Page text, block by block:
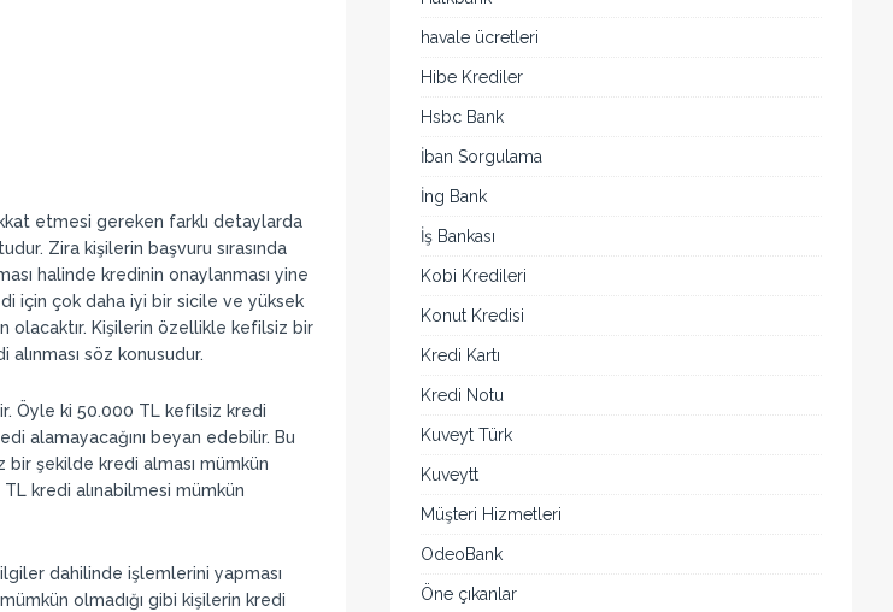
etmesi gereken farklı detaylarda
Zira kişilerin başvuru sırasında
halinde kredinin onaylanması yine
için çok daha iyi bir sicile ve yüksek
olacaktır. Kişilerin özellikle kefilsiz bir
söz konusudur.
Öyle ki 50.000 TL kefilsiz kredi
alamayacağını beyan edebilir. Bu
bir şekilde kredi alması mümkün
kredi alınabilmesi mümkün
dahilinde işlemlerini yapması
olmadığı gibi kişilerin kredi
havale ücretleri
Hibe Krediler
Hsbc Bank
İban Sorgulama
İng Bank
İş Bankası
Kobi Kredileri
Konut Kredisi
Kredi Kartı
Kredi Notu
Kuveyt Türk
Kuveytt
Müşteri Hizmetleri
OdeoBank
Öne çıkanlar